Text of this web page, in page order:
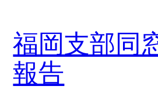
福岡支部同
報告